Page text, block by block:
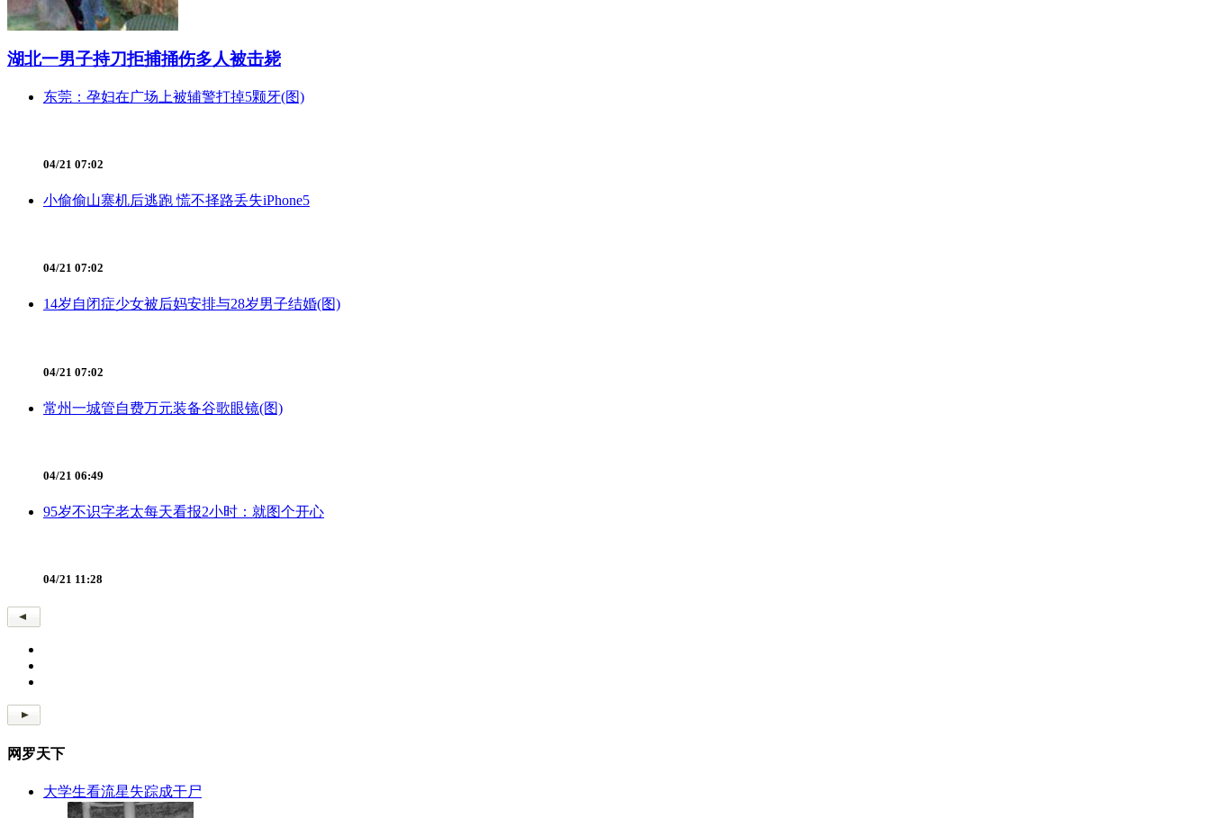
湖北一男子持刀拒捕捅伤多人被击毙
东莞：孕妇在广场上被辅警打掉5颗牙(图)
04/21 07:02
小偷偷山寨机后逃跑 慌不择路丢失iPhone5
04/21 07:02
14岁自闭症少女被后妈安排与28岁男子结婚(图)
04/21 07:02
常州一城管自费万元装备谷歌眼镜(图)
04/21 06:49
95岁不识字老太每天看报2小时：就图个开心
04/21 11:28
网罗天下
大学生看流星失踪成干尸